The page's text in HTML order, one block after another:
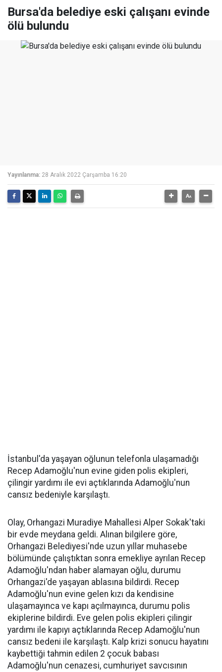
Bursa'da belediye eski çalışanı evinde
ölü bulundu
Yayınlanma: 28 Aralık 2022 Çarşamba 16:20
İstanbul'da yaşayan oğlunun telefonla ulaşamadığı
Recep Adamoğlu'nun evine giden polis ekipleri,
çilingir yardımı ile evi açtıklarında Adamoğlu'nun
cansız bedeniyle karşılaştı.
Olay, Orhangazi Muradiye Mahallesi Alper Sokak'taki
bir evde meydana geldi. Alınan bilgilere göre,
Orhangazi Belediyesi'nde uzun yıllar muhasebe
bölümünde çalıştıktan sonra emekliye ayrılan Recep
Adamoğlu'ndan haber alamayan oğlu, durumu
Orhangazi'de yaşayan ablasına bildirdi. Recep
Adamoğlu'nun evine gelen kızı da kendisine
ulaşamayınca ve kapı açılmayınca, durumu polis
ekiplerine bildirdi. Eve gelen polis ekipleri çilingir
yardımı ile kapıyı açtıklarında Recep Adamoğlu'nun
cansız bedeni ile karşılaştı. Kalp krizi sonucu hayatını
kaybettiği tahmin edilen 2 çocuk babası
Adamoğlu'nun cenazesi, cumhuriyet savcısının